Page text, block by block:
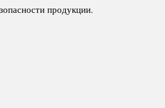
продукции.